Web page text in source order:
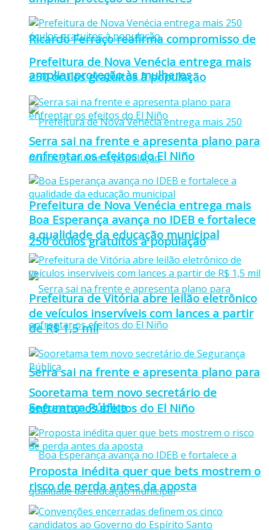
Ricardo Ferraço reafirma compromisso de
ampliar proteção às mulheres
Prefeitura de Nova Venécia entrega mais
250 óculos gratuitos à população
Serra sai na frente e apresenta plano para
enfrentar os efeitos do El Niño
Prefeitura de Nova Venécia entrega mais
250 óculos gratuitos à população
Serra sai na frente e apresenta plano para
enfrentar os efeitos do El Niño
Boa Esperança avança no IDEB e fortalece
a qualidade da educação municipal
Prefeitura de Vitória abre leilão eletrônico
de veículos inservíveis com lances a partir
de R$ 1,5 mil
Sooretama tem novo secretário de
Segurança Pública
Proposta inédita quer que bets mostrem o
risco de perda antes da aposta